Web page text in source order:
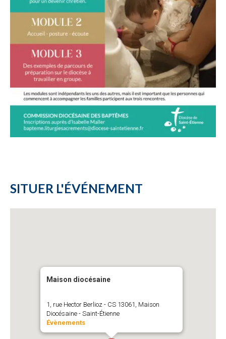
SITUER L'ÉVÉNEMENT
Maison diocésaine
1, rue Hector Berlioz - CS 13061, Maison
Diocésaine - Saint-Étienne
Évènements